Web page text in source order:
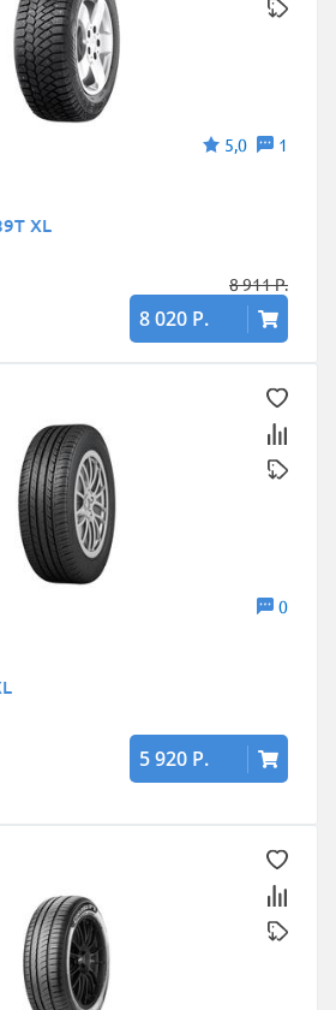
5,0
1
XL
8 911 Р.
8 020 Р.
0
5 920 Р.